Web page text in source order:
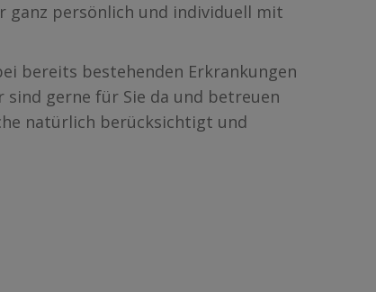
ganz persönlich und individuell mit
bereits bestehenden Erkrankungen
gerne für Sie da und betreuen
natürlich berücksichtigt und